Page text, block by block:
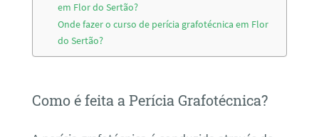
em Flor do Sertão?
Onde fazer o curso de perícia grafotécnica em Flor
do Sertão?
Como é feita a Perícia Grafotécnica?